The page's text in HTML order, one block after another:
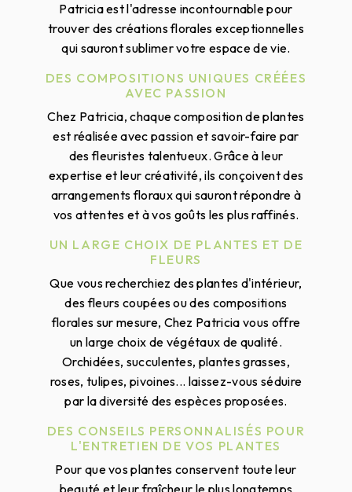
Patricia est l'adresse incontournable pour
trouver des créations florales exceptionnelles
qui sauront sublimer votre espace de vie.
DES COMPOSITIONS UNIQUES CRÉÉES
AVEC PASSION
Chez Patricia, chaque composition de plantes
est réalisée avec passion et savoir-faire par
des fleuristes talentueux. Grâce à leur
expertise et leur créativité, ils conçoivent des
arrangements floraux qui sauront répondre à
vos attentes et à vos goûts les plus raffinés.
UN LARGE CHOIX DE PLANTES ET DE
FLEURS
Que vous recherchiez des plantes d'intérieur,
des fleurs coupées ou des compositions
florales sur mesure, Chez Patricia vous offre
un large choix de végétaux de qualité.
Orchidées, succulentes, plantes grasses,
roses, tulipes, pivoines... laissez-vous séduire
par la diversité des espèces proposées.
DES CONSEILS PERSONNALISÉS POUR
L'ENTRETIEN DE VOS PLANTES
Pour que vos plantes conservent toute leur